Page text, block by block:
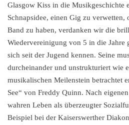
Glasgow Kiss in die Musikgeschichte
Schnapsidee, einen Gig zu verwetten,
Band zu haben, verdanken wir die
Wiedervereinigung von 5 in die Jahre
sich seit der Jugend kennen. Seine
durcheinander und unstrukturiert wie
musikalischen Meilenstein betrachtet
See“ von Freddy Quinn. Nach
wahren Leben als überzeugter
Beispiel bei der Kaiserswerther